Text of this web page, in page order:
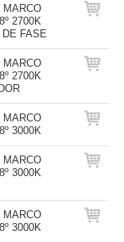
MARCO
2700K
FASE
MARCO
2700K
MARCO
3000K
MARCO
3000K
MARCO
3000K